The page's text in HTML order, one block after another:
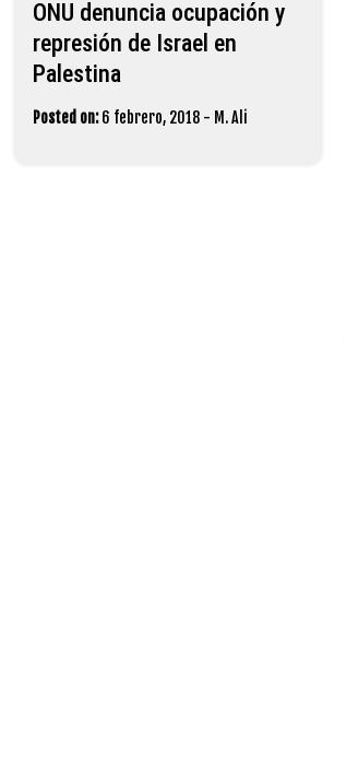
ONU denuncia ocupación y
represión de Israel en
Palestina
Posted on: 6 febrero, 2018 - M. Ali